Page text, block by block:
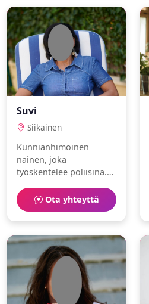
Suvi
Siikainen
Kunnianhimoinen
nainen, joka
työskentelee poliisina.
kiipeily ja ravintolat
parissa.
Ota yhteyttä